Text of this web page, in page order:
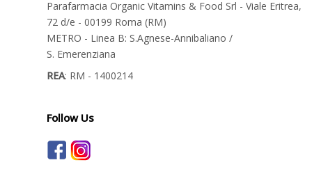
Parafarmacia Organic Vitamins & Food Srl - Viale Eritrea,
72 d/e - 00199 Roma (RM)
METRO - Linea B: S.Agnese-Annibaliano /
S. Emerenziana
REA: RM - 1400214
Follow Us